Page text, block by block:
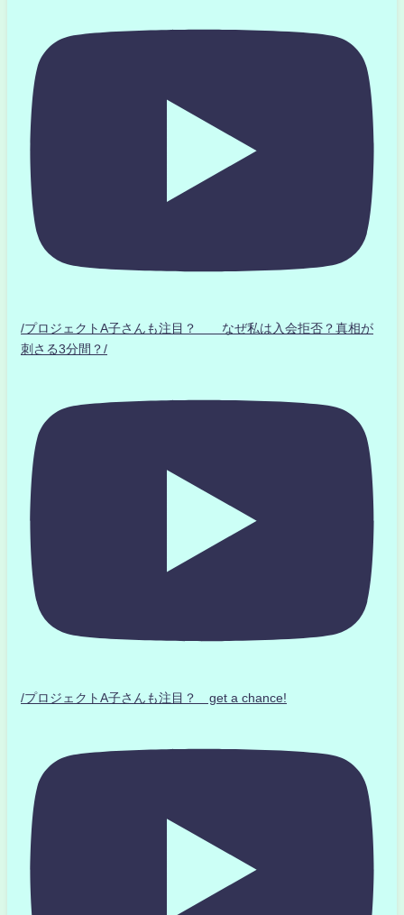
/プロジェクトA子さんも注目？ なぜ私は入会拒否？真相が
刺さる3分間？/
/プロジェクトA子さんも注目？ get a chance!